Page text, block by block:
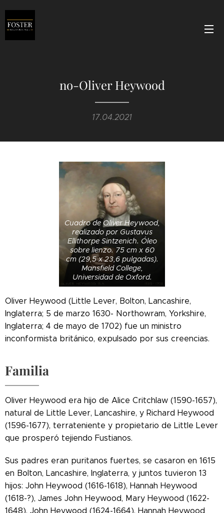
no-Oliver Heywood
17.04.2021
Cuadro de Oliver Heywood,
realizado por Gustavus
Ellithorpe Sintzenich. Óleo
sobre lienzo. 75 cm x 60
cm (29,5 x 23,6 pulgadas).
Mansfield College,
Universidad de Oxford.
Oliver Heywood (Little Lever, Bolton, Lancashire,
Inglaterra; 5 de marzo 1630- Northowram, Yorkshire,
Inglaterra; 4 de mayo de 1702) fue un ministro
inconformista británico, expulsado por sus creencias.
Familia
Oliver Heywood era hijo de Alice Critchlaw (1590-1657),
natural de Little Lever, Lancashire, y Richard Heywood
(1596-1677), terrateniente y propietario de Little Lever
que prosperó tejiendo Fustianos.
Sus padres eran puritanos fuertes, se casaron en 1615
en Bolton, Lancashire, Inglaterra, y juntos tuvieron 13
hijos: John Heywood (1616-1618), Hannah Heywood
(1618-?), James John Heywood, Mary Heywood (1622-
1648), John Heywood (1624-1664), Hannah Heywood